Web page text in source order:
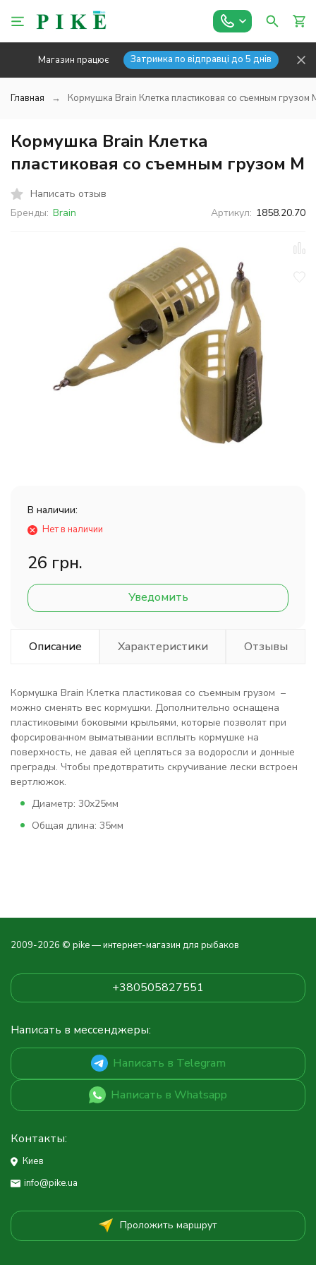
Магазин працює Затримка по відправці до 5 днів
Главная Кормушка Brain Клетка пластиковая со съемным грузом
Кормушка Brain Клетка
пластиковая со съемным грузом M
Написать отзыв
Бренды: Brain Артикул: 1858.20.70
В наличии:
Нет в наличии
26 грн.
Уведомить
Описание Характеристики Отзывы
Кормушка Brain Клетка пластиковая со съемным грузом –
можно сменять вес кормушки. Дополнительно оснащена
пластиковыми боковыми крыльями, которые позволят при
форсированном выматывании всплыть кормушке на
поверхность, не давая ей цепляться за водоросли и донные
преграды. Чтобы предотвратить скручивание лески встроен
вертлюжок.
Диаметр: 30х25мм
Общая длина: 35мм
2009-2026 © pike — интернет-магазин для рыбаков
+380505827551
Написать в мессенджеры:
Написать в Telegram
Написать в Whatsapp
Контакты:
Киев
info@pike.ua
Проложить маршрут